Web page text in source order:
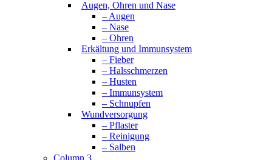
Augen, Ohren und Nase
– Augen
– Nase
– Ohren
Erkältung und Immunsystem
– Fieber
– Halsschmerzen
– Husten
– Immunsystem
– Schnupfen
Wundversorgung
– Pflaster
– Reinigung
– Salben
Column 3